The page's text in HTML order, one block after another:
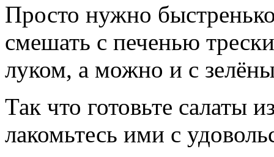
Просто нужно
смешать с печенью
луком, а можно и с
Так что готовьте салаты
лакомьтесь ими с